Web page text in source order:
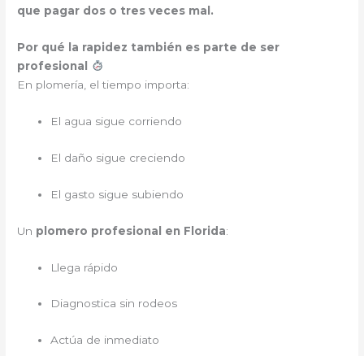
que pagar dos o tres veces mal.
Por qué la rapidez también es parte de ser
profesional
En plomería, el tiempo importa:
El agua sigue corriendo
El daño sigue creciendo
El gasto sigue subiendo
Un plomero profesional en Florida:
Llega rápido
Diagnostica sin rodeos
Actúa de inmediato